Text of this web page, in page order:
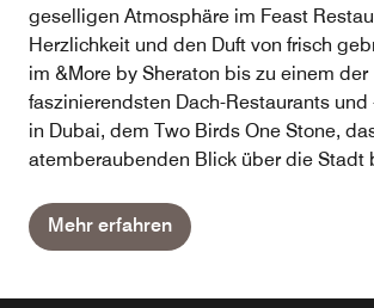
geselligen Atmosphäre im Feast
Herzlichkeit und den Duft von frisch
im &More by Sheraton bis zu einem der
faszinierendsten Dach-Restaurants und
in Dubai, dem Two Birds One Stone,
atemberaubenden Blick über die Stadt
Mehr erfahren